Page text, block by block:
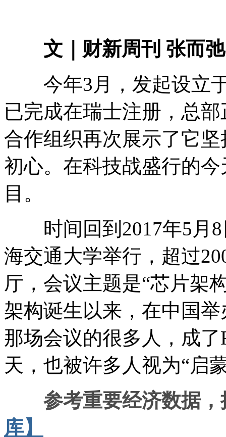
文｜财新周刊 张而弛
今年3月，发起设立于
已完成在瑞士注册，总
合作组织再次展示了它
初心。在科技战盛行的
目。
时间回到2017年5月8
海交通大学举行，超过
厅，会议主题是“芯片架
架构诞生以来，在中国
那场会议的很多人，成
天，也被许多人视为“启
参考重要经济数据
库】